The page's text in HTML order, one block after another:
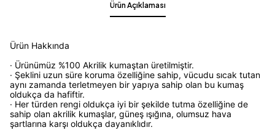
Ürün Açıklaması
Ürün Hakkında
· Ürünümüz %100 Akrilik kumaştan üretilmiştir.
· Şeklini uzun süre koruma özelliğine sahip, vücudu sıcak tutan
aynı zamanda terletmeyen bir yapıya sahip olan bu kumaş
oldukça da hafiftir.
· Her türden rengi oldukça iyi bir şekilde tutma özelliğine de
sahip olan akrilik kumaşlar, güneş ışığına, olumsuz hava
şartlarına karşı oldukça dayanıklıdır.